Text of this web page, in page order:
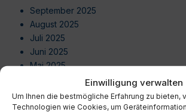
Einwilligung verwalten
Um Ihnen die bestmögliche Erfahrung zu bieten,
Technologien wie Cookies, um
September 2025
August 2025
Juli 2025
Juni 2025
Mai 2025
März 2025
Februar 2025